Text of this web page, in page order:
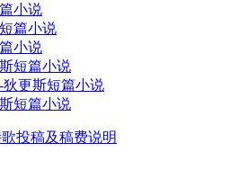
小说
篇小说
小说
短篇小说
狄更斯短篇小说
短篇小说